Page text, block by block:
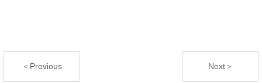
＜Previous Next＞